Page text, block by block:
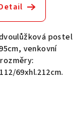
postel
venkovní
rozměry:
69xhl.212cm.